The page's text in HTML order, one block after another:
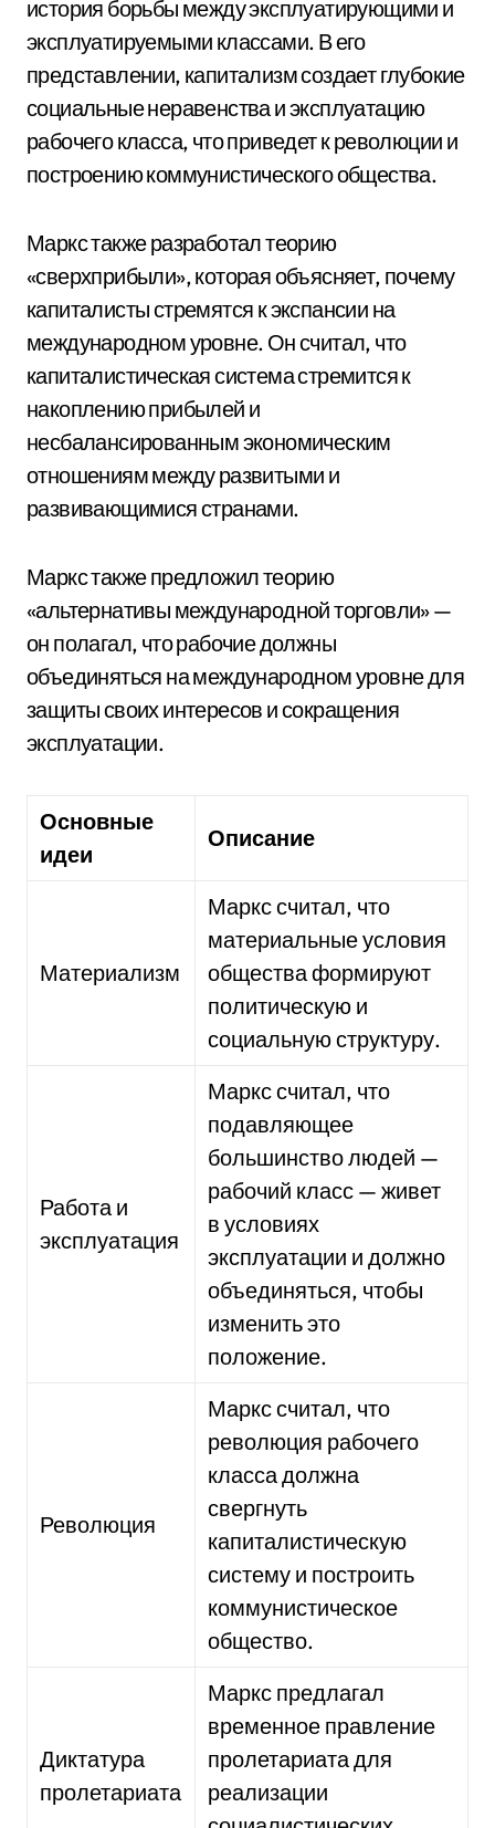
история борьбы между эксплуатирующими и
эксплуатируемыми классами. В его
представлении, капитализм создает глубокие
социальные неравенства и эксплуатацию
рабочего класса, что приведет к революции и
построению коммунистического общества.
Маркс также разработал теорию
«сверхприбыли», которая объясняет, почему
капиталисты стремятся к экспансии на
международном уровне. Он считал, что
капиталистическая система стремится к
накоплению прибылей и
несбалансированным экономическим
отношениям между развитыми и
развивающимися странами.
Маркс также предложил теорию
«альтернативы международной торговли» —
он полагал, что рабочие должны
объединяться на международном уровне для
защиты своих интересов и сокращения
эксплуатации.
Основные
идеи
Описание
Материализм
Маркс считал, что
материальные условия
общества формируют
политическую и
социальную структуру.
Работа и
эксплуатация
Маркс считал, что
подавляющее
большинство людей —
рабочий класс — живет
в условиях
эксплуатации и должно
объединяться, чтобы
изменить это
положение.
Революция
Маркс считал, что
революция рабочего
класса должна
свергнуть
капиталистическую
систему и построить
коммунистическое
общество.
Диктатура
пролетариата
Маркс предлагал
временное правление
пролетариата для
реализации